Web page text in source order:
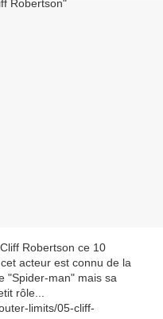
Robertson ce 10
acteur est connu de la
"Spider-man" mais sa
rôle...